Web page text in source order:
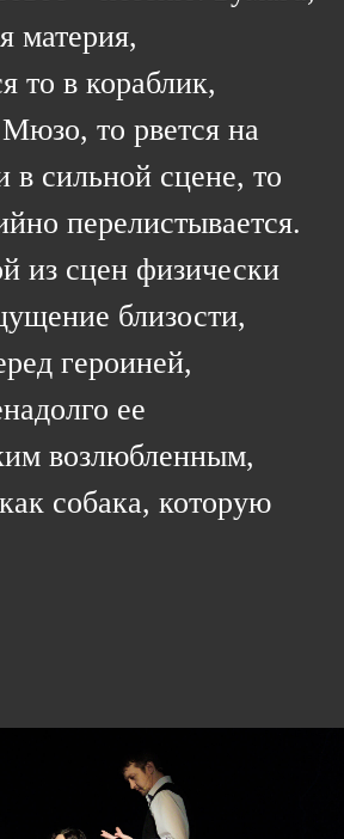
материя,
то в кораблик,
то рвется на
в сильной сцене, то
перелистывается.
из сцен физически
близости,
героиней,
ее
возлюбленным,
собака, которую